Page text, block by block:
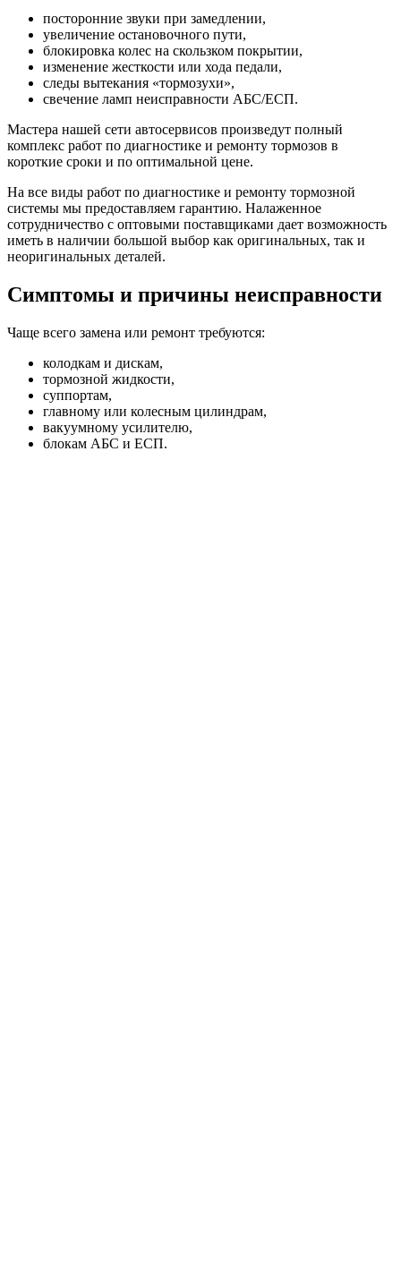
посторонние звуки при замедлении,
увеличение остановочного пути,
блокировка колес на скользком покрытии,
изменение жесткости или хода педали,
следы вытекания «тормозухи»,
свечение ламп неисправности АБС/ЕСП.
Мастера нашей сети автосервисов произведут полный
комплекс работ по диагностике и ремонту тормозов в
короткие сроки и по оптимальной цене.
На все виды работ по диагностике и ремонту тормозной
системы мы предоставляем гарантию. Налаженное
сотрудничество с оптовыми поставщиками дает возможность
иметь в наличии большой выбор как оригинальных, так и
неоригинальных деталей.
Симптомы и причины неисправности
Чаще всего замена или ремонт требуются:
колодкам и дискам,
тормозной жидкости,
суппортам,
главному или колесным цилиндрам,
вакуумному усилителю,
блокам АБС и ЕСП.